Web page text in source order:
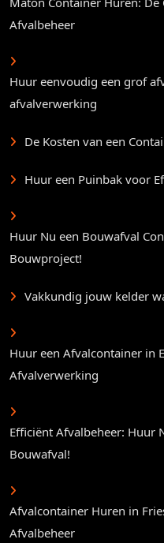
Afvalbeheer
Huur eenvoudig een grof
afvalverwerking
De Kosten van een
Huur een Puinbak voor
Huur Nu een Bouwafval
Bouwproject!
Vakkundig jouw kelder
Huur een Afvalcontainer in
Afvalverwerking
Efficiënt Afvalbeheer: Huur
Bouwafval!
Afvalcontainer Huren in
Afvalbeheer